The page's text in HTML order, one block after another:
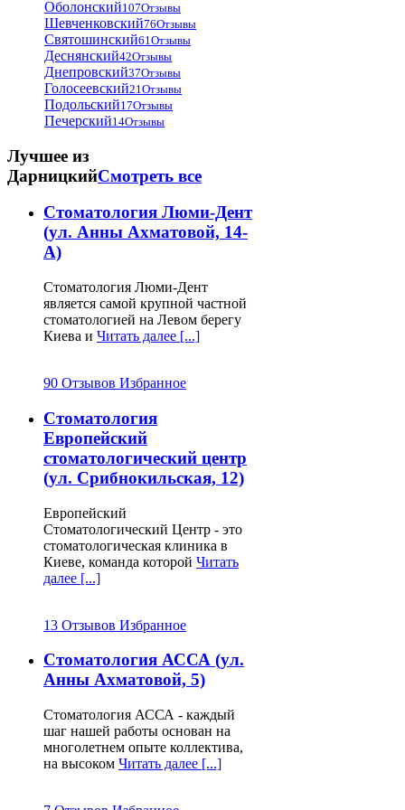
Для Вашего удобства одним из
основных принципов на
www.stomatologija-kiev.com , по
которым Вы можете подобрать себе
стоматологическую клинику, – это
территориальное деление по районам
Киева.
Стоматологии по районам:
Голосеевский районКиева
Деснянский район Киева
Днепровский районКиева
Оболонский районКиева
Печерский район
Святошинский районКиева
Соломенский районКиева
Шевченковский районКиева
Киева.
Детская стоматология в Киеве
занимает особое место во многих
специальные кабинеты только для
www.stomatologija-kiev.com
присутствуют целыедетские
специализируются только на детской
стоматологии.
Оболонский107Отзывы
Шевченковский76Отзывы
Святошинский61Отзывы
Деснянский42Отзывы
Днепровский37Отзывы
Голосеевский21Отзывы
Подольский17Отзывы
Печерский14Отзывы
Лучшее из
ДарницкийСмотреть все
Стоматология Люми-Дент
(ул. Анны Ахматовой, 14-
А)
Стоматология Люми-Дент
является самой крупной частной
стоматологией на Левом берегу
Киева и Читать далее [...]
90 Отзывов Избранное
Стоматология
Европейский
стоматологический центр
(ул. Срибнокильская, 12)
Европейский
Стоматологический Центр - это
стоматологическая клиника в
Киеве, команда которой Читать
далее [...]
13 Отзывов Избранное
Стоматология АССА (ул.
Анны Ахматовой, 5)
Стоматология АССА - каждый
шаг нашей работы основан на
многолетнем опыте коллектива,
на высоком Читать далее [...]